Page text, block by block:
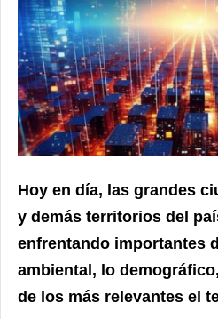
Hoy en día, las grandes
y demás territorios del
enfrentando importantes
ambiental, lo
de los más relevantes el